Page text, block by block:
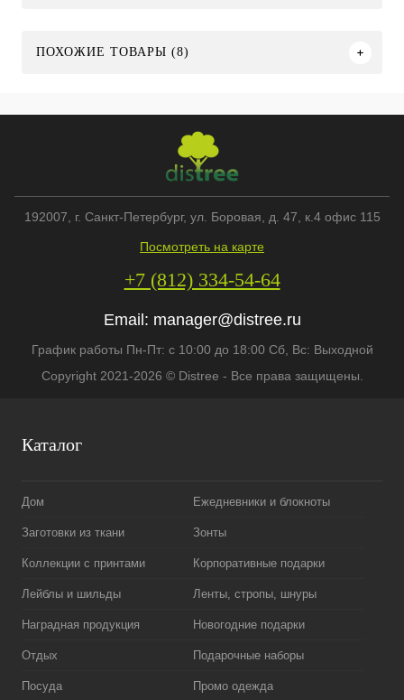
ПОХОЖИЕ ТОВАРЫ (8)
Каталог
Дом Ежедневники и блокноты
Заготовки из ткани Зонты
Коллекции с принтами Корпоративные подарки
Лейблы и шильды Ленты, стропы, шнуры
Наградная продукция Новогодние подарки
Отдых Подарочные наборы
Посуда Промо одежда
192007 , г. Санкт-Петербург, ул. Боровая, д. 47, к.4 офис 115
Посмотреть на карте
+7 (812) 334-54-64
Email: manager@distree.ru
График работы Пн-Пт: с 10:00 до 18:00 Сб, Вс: Выходной
Copyright 2021-2026 © Distree - Все права защищены.